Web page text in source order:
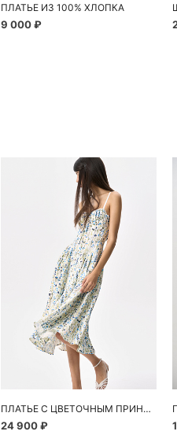
ПЛАТЬЕ ИЗ 100% ХЛОПКА
9 000 ₽
ПЛАТЬЕ С ЦВЕТОЧНЫМ ПРИНТОМ
24 900 ₽